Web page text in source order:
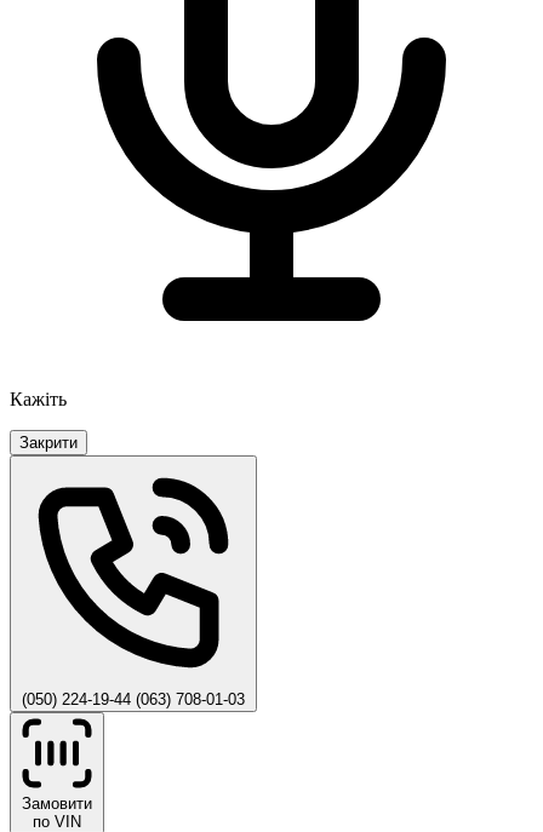
Кажіть
Закрити
(050) 224-19-44 (063) 708-01-03
Замовити
по VIN